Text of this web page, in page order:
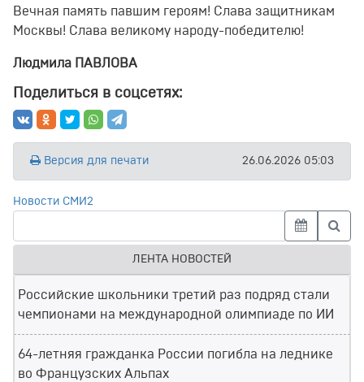
Вечная память павшим героям! Слава защитникам
Москвы! Слава великому народу-победителю!
Людмила ПАВЛОВА
Поделиться в соцсетях:
Версия для печати 26.06.2026 05:03
Новости СМИ2
ЛЕНТА НОВОСТЕЙ
Российские школьники третий раз подряд стали
чемпионами на международной олимпиаде по ИИ
64-летняя гражданка России погибла на леднике
во Французских Альпах